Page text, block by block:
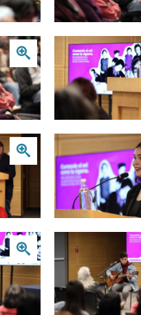
Zoom
Zoom
Zoom